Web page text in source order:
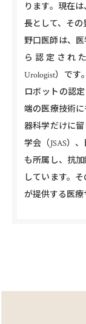
ります。現在
長として、その
野口医師は、
ら認定され
Urologist）で
ロボットの認
端の医療技術
器科学だけに
学会（JSAS）
も所属し、抗
しています。
が提供する医療